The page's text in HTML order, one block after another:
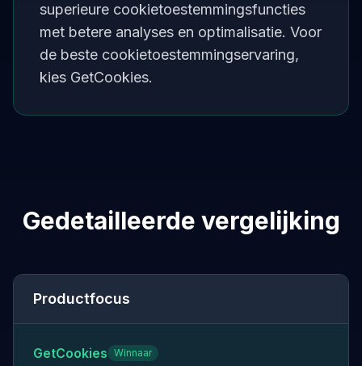
superieure cookietoestemmingsfuncties
met betere analyses en optimalisatie. Voor
de beste cookietoestemmingservaring,
kies GetCookies.
Gedetailleerde vergelijking
Productfocus
GetCookies Winnaar